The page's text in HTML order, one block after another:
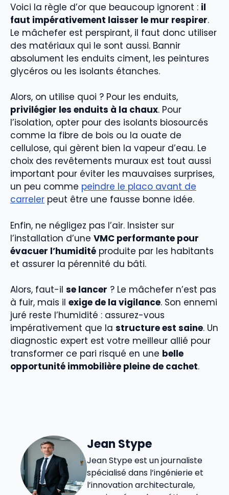
Voici la règle d’or que beaucoup ignorent : il
faut impérativement laisser le mur respirer.
Le mâchefer est perspirant, il faut donc utiliser
des matériaux qui le sont aussi. Bannir
absolument les enduits ciment, les peintures
glycéros ou les isolants étanches.
Alors, on utilise quoi ? Pour les enduits,
privilégier les enduits à la chaux. Pour
l’isolation, opter pour des isolants biosourcés
comme la fibre de bois ou la ouate de
cellulose, qui gèrent bien la vapeur d’eau. Le
choix des revêtements muraux est tout aussi
important pour éviter les mauvaises surprises,
un peu comme peindre le placo avant de
carreler peut être une fausse bonne idée.
Enfin, ne négligez pas l’air. Insister sur
l’installation d’une VMC performante pour
évacuer l’humidité produite par les habitants
et assurer la pérennité du bâti.
Alors, faut-il se lancer ? Le mâchefer n’est pas
à fuir, mais il exige de la vigilance. Son ennemi
juré reste l’humidité : assurez-vous
impérativement que la structure est saine. Un
diagnostic expert est votre meilleur allié pour
transformer ce pari risqué en une belle
opportunité immobilière pleine de cachet.
Jean Stype
Jean Stype est un journaliste
spécialisé dans l’ingénierie et
l’innovation architecturale,